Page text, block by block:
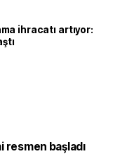
ihracatı artıyor:
resmen başladı